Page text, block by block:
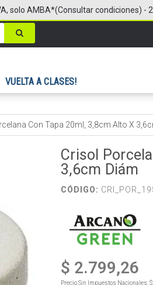
VUELTA A CLASES!
solo AMBA*(Consultar condiciones) -
Con Tapa 20ml, 3,8cm Alto X
Crisol
3,6cm Diám
CÓDIGO:
$ 2.799,26
Precio Sin Impuestos Nacionales: